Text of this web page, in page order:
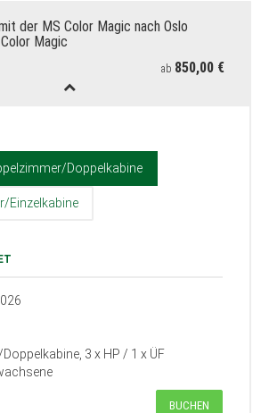
der MS Color Magic nach Oslo
Magic
ab 850,00 €
Doppelkabine
Einzelkabine
3 x HP / 1 x ÜF
BUCHEN